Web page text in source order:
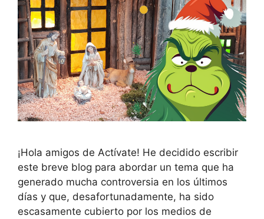
¡Hola amigos de Actívate! He decidido escribir
este breve blog para abordar un tema que ha
generado mucha controversia en los últimos
días y que, desafortunadamente, ha sido
escasamente cubierto por los medios de